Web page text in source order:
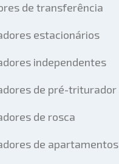
de transferência
estacionários
independentes
de pré-triturador
de rosca
de apartamentos